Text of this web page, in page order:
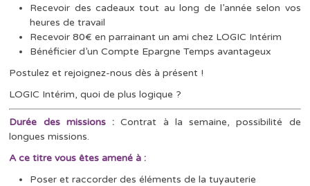
Recevoir des cadeaux tout au long de l’année selon vos
heures de travail
Recevoir 80€ en parrainant un ami chez LOGIC Intérim
Bénéficier d’un Compte Epargne Temps avantageux
Postulez et rejoignez-nous dès à présent !
LOGIC Intérim, quoi de plus logique ?
Durée des missions :Contrat à la semaine, possibilité de
longues missions.
A ce titre vous êtes amené à :
Poser et raccorder des éléments de la tuyauterie